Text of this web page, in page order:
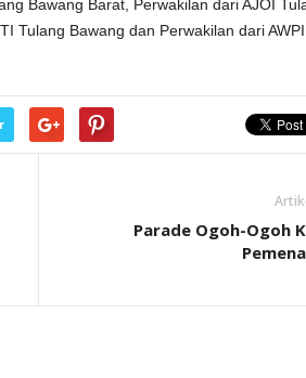
Bawang Barat, Perwakilan dari AJOI
Tulang Bawang dan Perwakilan dari
Parade Ogoh-Ogoh